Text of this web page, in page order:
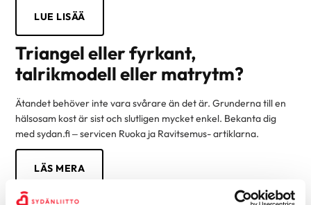
LUE LISÄÄ
Triangel eller fyrkant,
talrikmodell eller matrytm?
Ätandet behöver inte vara svårare än det är. Grunderna till en
hälsosam kost är sist och slutligen mycket enkel. Bekanta dig
med sydan.fi – servicen Ruoka ja Ravitsemus- artiklarna.
LÄS MERA